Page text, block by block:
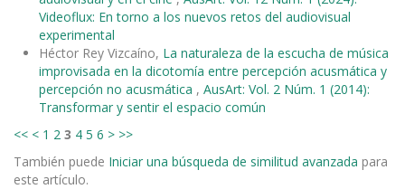
Videoflux: En torno a los nuevos retos del audiovisual
experimental
Héctor Rey Vizcaíno, La naturaleza de la escucha de música
improvisada en la dicotomía entre percepción acusmática y
percepción no acusmática , AusArt: Vol. 2 Núm. 1 (2014):
Transformar y sentir el espacio común
<< < 1 2 3 4 5 6 > >>
También puede Iniciar una búsqueda de similitud avanzada para
este artículo.